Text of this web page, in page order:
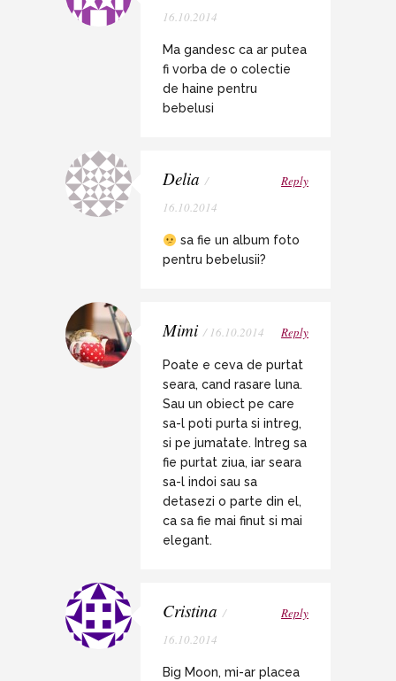
16.10.2014
Ma gandesc ca ar putea
fi vorba de o colectie
de haine pentru
bebelusi
Delia /
16.10.2014
Reply
sa fie un album foto
pentru bebelusii?
Mimi / 16.10.2014 Reply
Poate e ceva de purtat
seara, cand rasare luna.
Sau un obiect pe care
sa-l poti purta si intreg,
si pe jumatate. Intreg sa
fie purtat ziua, iar seara
sa-l indoi sau sa
detasezi o parte din el,
ca sa fie mai finut si mai
elegant.
Cristina /
16.10.2014
Reply
Big Moon, mi-ar placea